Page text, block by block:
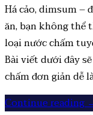
Há cảo, dimsum –
ăn, bạn không thể
loại nước chấm
Bài viết dưới đây
chấm đơn giản dễ
Continue reading